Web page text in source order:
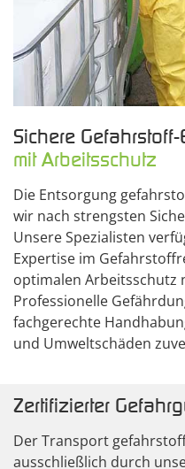
Sichere
mit Arbeitsschutz
Die Entsorgung
wir nach strengsten
Unsere Spezialisten
Expertise im
optimalen Arbeitsschutz
Professionelle
fachgerechte
und Umweltschäden
Zertifizierter
Der Transport
ausschließlich durch